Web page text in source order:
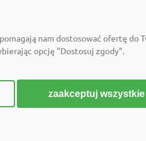
Kontakt
nam dostosować ofertę
opcję "Dostosuj zgody".
zaakceptuj wszystkie